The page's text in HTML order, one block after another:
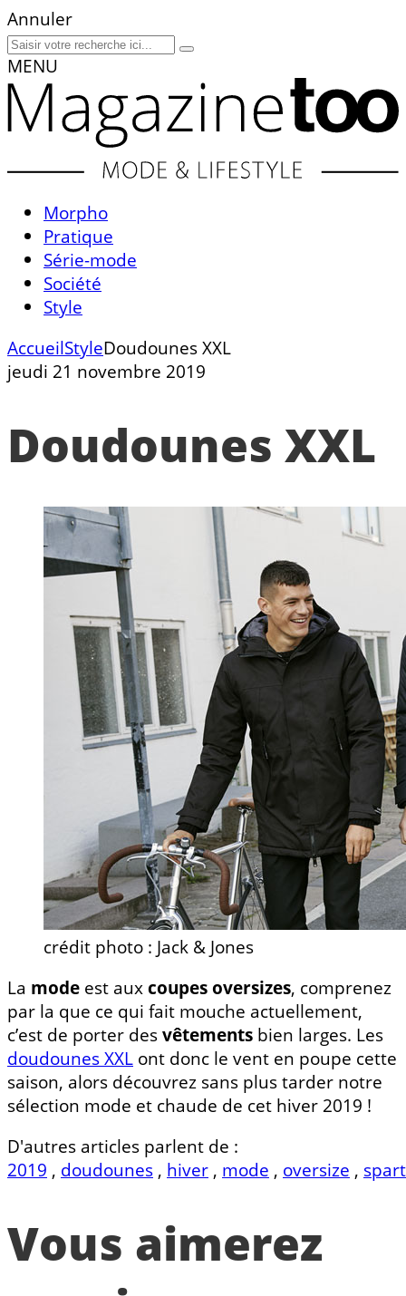
Annuler
MENU
Morpho
Pratique
Série-mode
Société
Style
AccueilStyleDoudounes XXL
jeudi 21 novembre 2019
Doudounes XXL
crédit photo : Jack & Jones
La mode est auxcoupes oversizes, comprenez
par la que ce qui fait mouche actuellement,
c’est de porter desvêtements bien larges. Les
doudounes XXL ont donc le vent en poupe cette
saison, alors découvrez sans plus tarder notre
sélection mode et chaude de cet hiver 2019 !
D'autres articles parlent de :
2019 , doudounes , hiver , mode , oversize ,
Vous aimerez